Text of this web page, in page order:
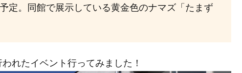
定。同館で展示している黄金色のナマズ「たまず
れたイベント行ってみました！